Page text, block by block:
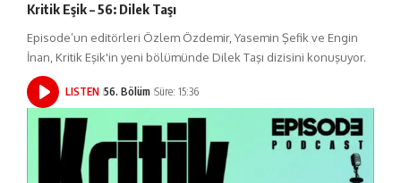
Kritik Eşik – 56: Dilek Taşı
Episode’un editörleri Özlem Özdemir, Yasemin Şefik ve Engin
İnan, Kritik Eşik'in yeni bölümünde Dilek Taşı dizisini konuşuyor.
LISTEN 56. Bölüm Süre: 15:36